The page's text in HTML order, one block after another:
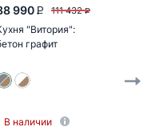
990 P 111 432 P
"Витория":
графит
дуб
золотой)
В наличии